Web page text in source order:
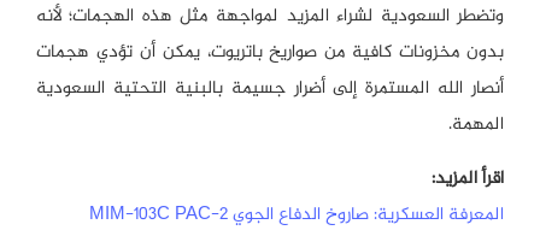
وتضطر السعودية لشراء المزيد لمواجهة مثل هذه الهجمات؛ لأنه
بدون مخزونات كافية من صواريخ باتريوت، يمكن أن تؤدي هجمات
أنصار الله المستمرة إلى أضرار جسيمة بالبنية التحتية السعودية
المهمة.
اقرأ المزيد:
المعرفة العسكرية: صاروخ الدفاع الجوي MIM-103C PAC-2